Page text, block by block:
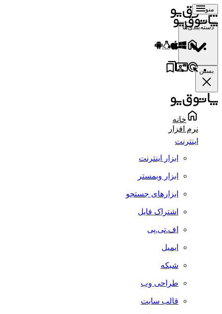
منو
دسته‌بندی‌ها
بستن
خانه
نرم افزار
اینترنت
ابزار اینترنت
ابزار وبمستر
ابزارهای جستجو
اشتراک فایل
اف.تی.پی
ایمیل
شبکه
طراحی وب
قالب سایت